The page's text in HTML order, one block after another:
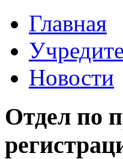
Главная
Новости
Отдел по